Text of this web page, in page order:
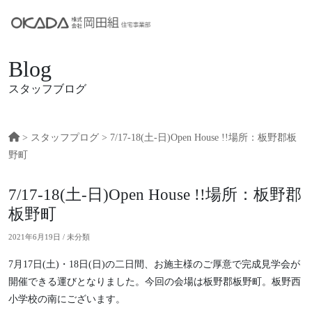
Blog
スタッフブログ
> スタッフプログ > 7/17-18(土-日)Open House !!場所：板野郡板
野町
7/17-18(土-日)Open House !!場所：板野郡
板野町
2021年6月19日 / 未分類
7月17日(土)・18日(日)の二日間、お施主様のご厚意で完成見学会が
開催できる運びとなりました。今回の会場は板野郡板野町。板野西
小学校の南にございます。